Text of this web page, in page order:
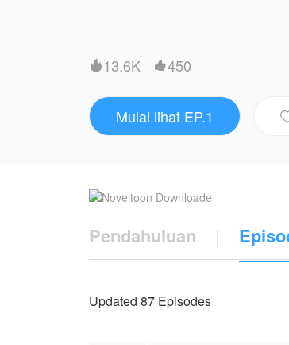
Tubuhnya seketika membeku.
Suara itu… suara yang dulu
Althaf.
Hanya angin, dedaunan yang
yang selama ini ia kubur
 13.6K 450
Mulai lihat EP.1
Pendahuluan |
Updated 87 Episodes